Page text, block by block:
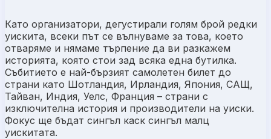
Като организатори, дегустирали голям брой редки
уискита, всеки път се вълнуваме за това, което
отваряме и нямаме търпение да ви разкажем
историята, която стои зад всяка една бутилка.
Събитието е най-бързият самолетен билет до
страни като Шотландия, Ирландия, Япония, САЩ,
Тайван, Индия, Уелс, Франция – страни с
изключителна история и производители на уиски.
Фокус ще бъдат сингъл каск сингъл малц
уискитата.